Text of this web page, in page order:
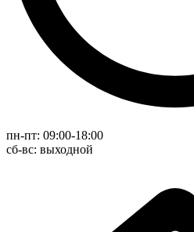
пн-пт: 09:00-18:00
cб-вс: выходной